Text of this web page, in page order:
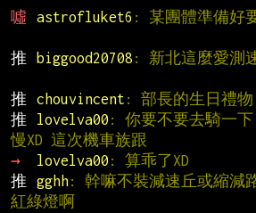
噓
astrofluket6 : 某團體準備好
推
biggood20708 : 新北這麼愛測
推
chouvincent : 部長的生日禮物
推
lovelva00 : 你要不要去騎一
慢XD 這次機車族跟
→
lovelva00 : 算乖了XD
推
gghh: 幹嘛不裝減速丘或縮減
紅綠燈啊